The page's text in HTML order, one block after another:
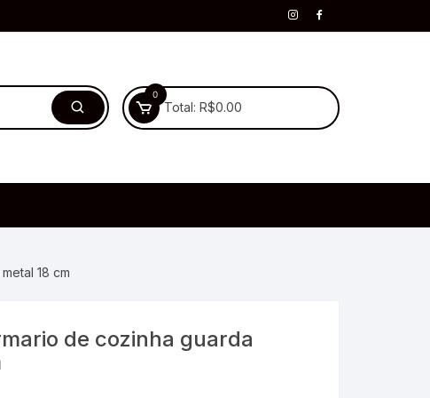
0
Total: R$0.00
18 cm
de cozinha guarda